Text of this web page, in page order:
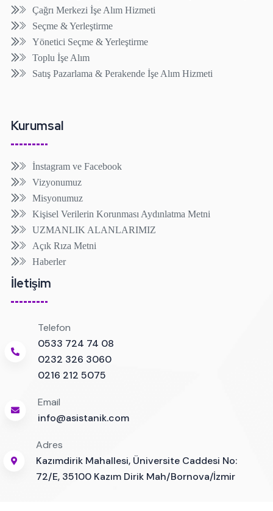
Çağrı Merkezi İşe Alım Hizmeti
Seçme & Yerleştirme
Yönetici Seçme & Yerleştirme
Toplu İşe Alım
Satış Pazarlama & Perakende İşe Alım Hizmeti
Kurumsal
İnstagram ve Facebook
Vizyonumuz
Misyonumuz
Kişisel Verilerin Korunması Aydınlatma Metni
UZMANLIK ALANLARIMIZ
Açık Rıza Metni
Haberler
İletişim
Telefon
0533 724 74 08
0232 326 3060
0216 212 5075
Email
info@asistanik.com
Adres
Kazımdirik Mahallesi, Üniversite Caddesi No:
72/E, 35100 Kazım Dirik Mah/Bornova/İzmir